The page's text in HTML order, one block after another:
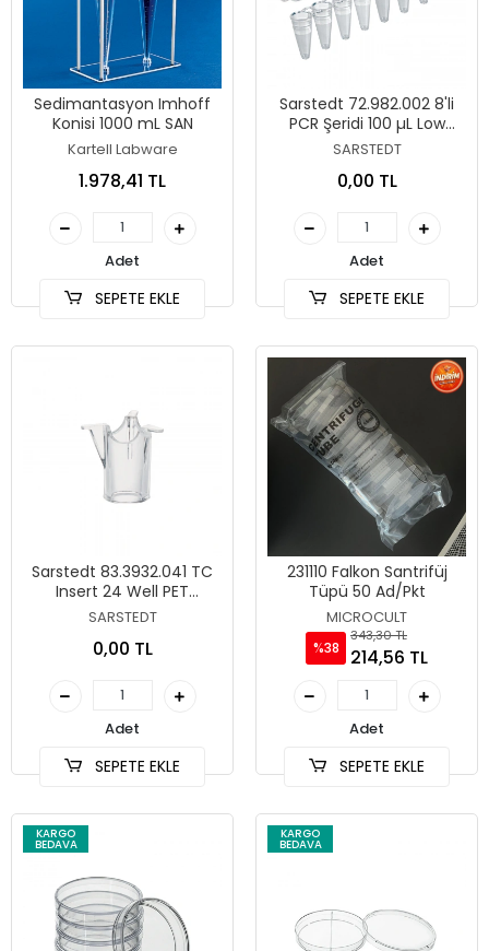
Sedimantasyon Imhoff
Konisi 1000 mL SAN
Kartell Labware
1.978,41 TL
Adet
SEPETE EKLE
Sarstedt 72.982.002 8'li
PCR Şeridi 100 µL Low
Profile
SARSTEDT
0,00 TL
Adet
SEPETE EKLE
Sarstedt 83.3932.041 TC
Insert 24 Well PET
Membran 0,4 µm
SARSTEDT
0,00 TL
Adet
SEPETE EKLE
231110 Falkon Santrifüj
Tüpü 50 Ad/Pkt
MICROCULT
%38
343,30 TL
214,56 TL
Adet
SEPETE EKLE
KARGO
BEDAVA
KARGO
BEDAVA